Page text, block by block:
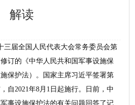
解读
三届全国人民代表大会常务委员会第
订的《中华人民共和国军事设施保
保护法）。国家主席习近平签署第
自2021年8月1日起施行。日前，中
事设施保护法的有关问题回答了记